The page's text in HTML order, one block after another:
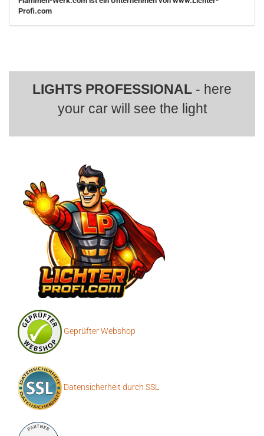
Profi.com
LIGHTS PROFESSIONAL - here
your car will see the light
Geprüfter Webshop
Datensicherheit durch SSL